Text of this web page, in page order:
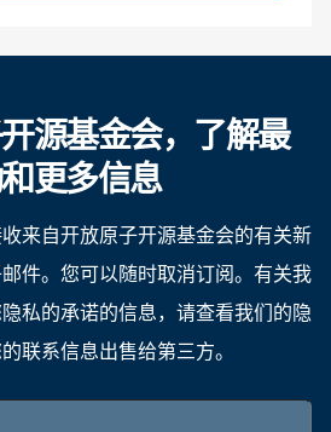
源基金会，了解最
更多信息
来自开放原子开源基金会的有关新
件。您可以随时取消订阅。有关我
私的承诺的信息，请查看我们的隐
联系信息出售给第三方。